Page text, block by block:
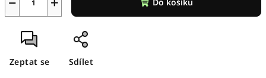
Zeptat se Sdílet